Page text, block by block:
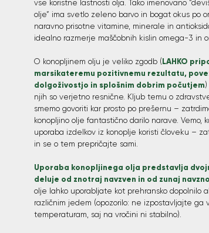
vse koristne lastnosti olja. Tako imenovano
olje” ima svetlo zeleno barvo in bogat okus po
naravno prisotne vitamine, minerale in
idealno razmerje maščobnih kislin omega-3 in
O konopljinem olju je veliko zgodb (LAHKO
marsikateremu pozitivnemu rezultatu,
dolgoživostjo in splošnim dobrim počutjem
njih so verjetno resnične. Kljub temu o
smemo govoriti kar prosto po prešernu –
konopljino olje fantastično darilo narave. Vemo,
uporaba izdelkov iz konoplje koristi človeku –
in se o tem prepričajte sami.
Uporaba konopljinega olja predstavlja
deluje od znotraj navzven in od zunaj
olje lahko uporabljate kot prehransko dopolnilo
različnim jedem (opozorilo: ne izpostavljajte ga
temperaturam, saj na vročini ni stabilno).